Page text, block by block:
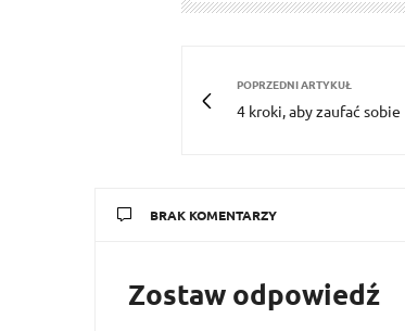
POPRZEDNI ARTYKUŁ
4 kroki, aby zaufać sobie
BRAK KOMENTARZY
Zostaw odpowiedź